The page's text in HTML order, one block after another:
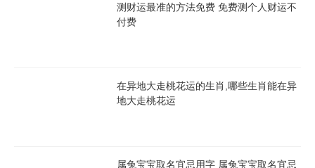
测财运最准的方法免费 免费测个人财运不
付费
在异地大走桃花运的生肖,哪些生肖能在异
地大走桃花运
属兔宝宝取名宜忌用字 属兔宝宝取名宜忌